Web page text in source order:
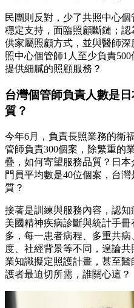
民團則反對，少了共照中心
穩定支持，面臨照顧斷鏈；
供家屬照顧方式，並與醫師
照中心個管師1人至少負責
提供細膩的照顧服務？
台灣個管師負責人數是
質？
今年6月，負責長照業務的衛
管師負責300個案，除繁重的
疊，如何寄望服務品質？日
門員平均數是40位個案，台
質？
接著是訓練與服務內容，認
美國精神疾病診斷與統計手
多，每一患者病程、多重共
度、社經背景等不同，遑論
業知識擬定照護計畫，甚至
護者最迫切所需，誰關心這？